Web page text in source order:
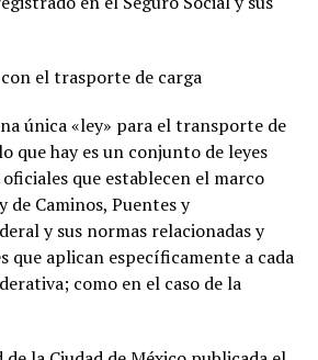
el trasporte de carga
única «ley» para el transporte de
que hay es un conjunto de leyes
que establecen el marco
de Caminos, Puentes y
y sus normas relacionadas y
que aplican específicamente a cada
como en el caso de la